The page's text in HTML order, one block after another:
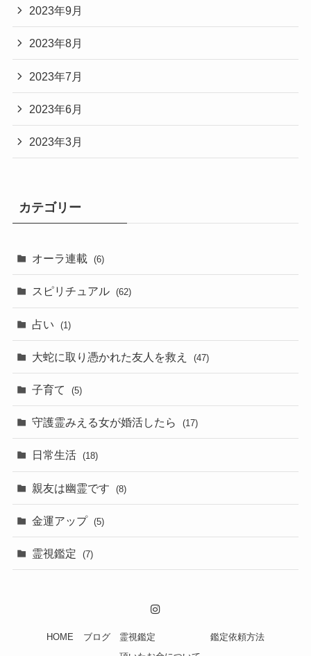
2023年9月
2023年8月
2023年7月
2023年6月
2023年3月
カテゴリー
オーラ連載 (6)
スピリチュアル (62)
占い (1)
大蛇に取り憑かれた友人を救え (47)
子育て (5)
守護霊みえる女が婚活したら (17)
日常生活 (18)
親友は幽霊です (8)
金運アップ (5)
霊視鑑定 (7)
HOME ブログ
霊視鑑定
鑑定依頼方法